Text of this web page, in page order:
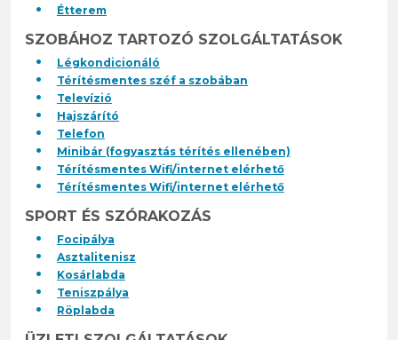
Étterem
SZOBÁHOZ TARTOZÓ SZOLGÁLTATÁSOK
Légkondicionáló
Térítésmentes széf a szobában
Televízió
Hajszárító
Telefon
Minibár (fogyasztás térítés ellenében)
Térítésmentes Wifi/internet elérhető
Térítésmentes Wifi/internet elérhető
SPORT ÉS SZÓRAKOZÁS
Focipálya
Asztalitenisz
Kosárlabda
Teniszpálya
Röplabda